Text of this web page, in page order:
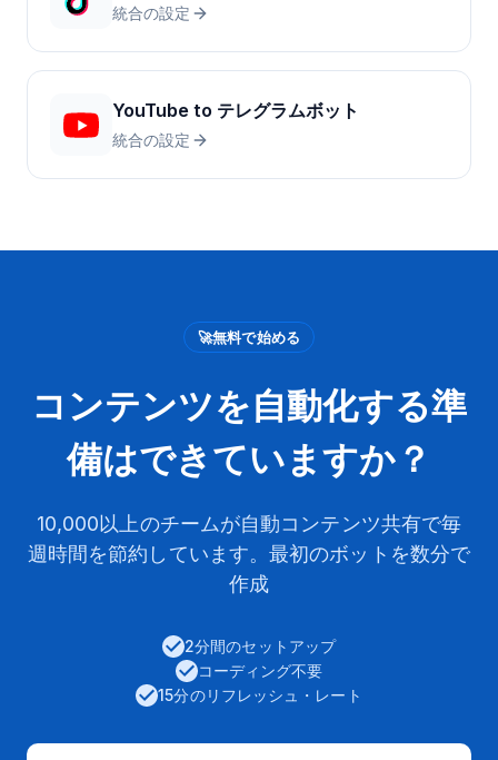
統合の設定
YouTube to テレグラムボット
統合の設定
🚀無料で始める
コンテンツを自動化する準
備はできていますか？
10,000以上のチームが自動コンテンツ共有で毎
週時間を節約しています。最初のボットを数分で
作成
2分間のセットアップ
コーディング不要
15分のリフレッシュ・レート